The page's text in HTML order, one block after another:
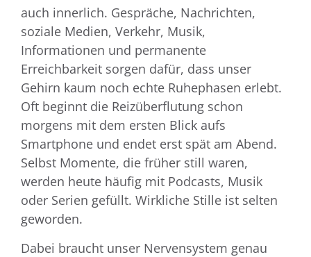
auch innerlich. Gespräche, Nachrichten,
soziale Medien, Verkehr, Musik,
Informationen und permanente
Erreichbarkeit sorgen dafür, dass unser
Gehirn kaum noch echte Ruhephasen erlebt.
Oft beginnt die Reizüberflutung schon
morgens mit dem ersten Blick aufs
Smartphone und endet erst spät am Abend.
Selbst Momente, die früher still waren,
werden heute häufig mit Podcasts, Musik
oder Serien gefüllt. Wirkliche Stille ist selten
geworden.
Dabei braucht unser Nervensystem genau